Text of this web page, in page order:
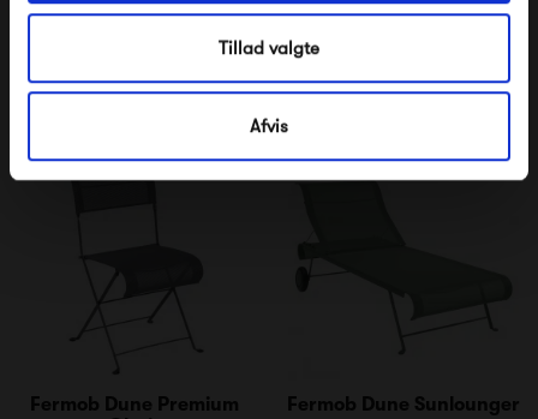
Tillad valgte
Afvis
8 640,00 kr 2 090,00 kr
Fermob Dune Premium
Fermob Dune Sunlounger